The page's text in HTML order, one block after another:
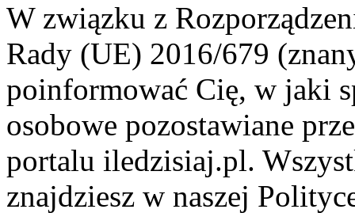
W związku z
Rady (UE) 2016/679
poinformować Cię, w jaki
osobowe pozostawiane
portalu iledzisiaj.pl.
znajdziesz w naszej